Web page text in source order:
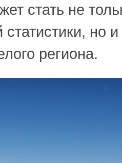
стать не
статистики, но
региона.